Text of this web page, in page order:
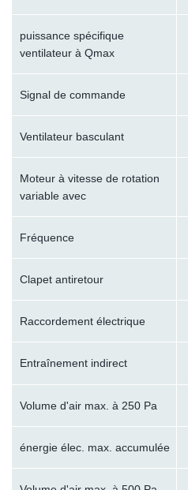
puissance spécifique
ventilateur à Qmax
Signal de commande
Ventilateur basculant
Moteur à vitesse de rotation
variable avec
Fréquence
Clapet antiretour
Raccordement électrique
Entraînement indirect
Volume d'air max. à 250 Pa
énergie élec. max. accumulée